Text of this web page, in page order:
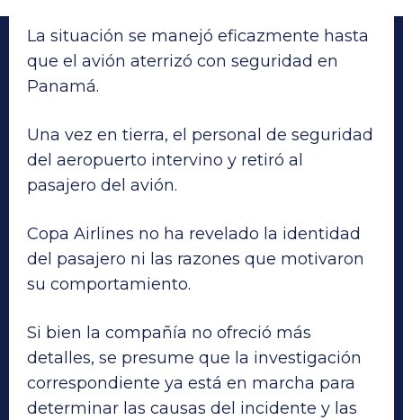
La situación se manejó eficazmente hasta
que el avión aterrizó con seguridad en
Panamá.
Una vez en tierra, el personal de seguridad
del aeropuerto intervino y retiró al
pasajero del avión.
Copa Airlines no ha revelado la identidad
del pasajero ni las razones que motivaron
su comportamiento.
Si bien la compañía no ofreció más
detalles, se presume que la investigación
correspondiente ya está en marcha para
determinar las causas del incidente y las